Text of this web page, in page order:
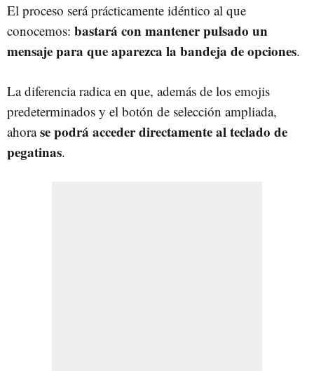
El proceso será prácticamente idéntico al que
conocemos: bastará con mantener pulsado un
mensaje para que aparezca la bandeja de opciones.
La diferencia radica en que, además de los emojis
predeterminados y el botón de selección ampliada,
ahorase podrá acceder directamente al teclado de
pegatinas.